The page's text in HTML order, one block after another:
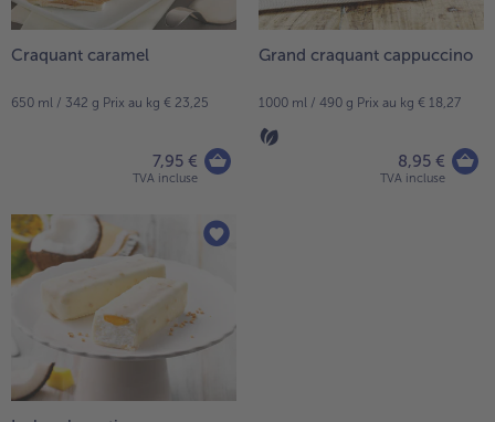
Craquant caramel
650 ml / 342 g Prix au kg € 23,25
7,95 €
TVA incluse
Grand craquant cappuccino
1000 ml / 490 g Prix au kg € 18,27
8,95 €
TVA incluse